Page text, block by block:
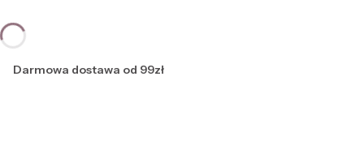
Darmowa dostawa od 99zł